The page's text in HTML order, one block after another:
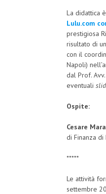
La didattica
Lulu.com
prestigiosa
risultato di
con il
Napoli)
dal Prof.
eventuali
Ospite:
Cesare
di Finanza
*****
Le attività
settembre